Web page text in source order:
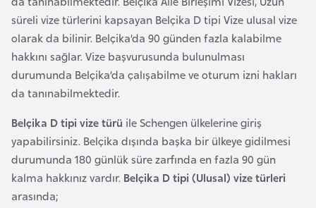
e
r
i
süreli vize türlerini kapsayan Belçika D tipi Vize ulusal vize
olarak da bilinir. Belçika’da 90 günden fazla kalabilme
hakkını sağlar. Vize başvurusunda bulunulması
durumunda Belçika’da çalışabilme ve oturum izni hakları
da tanınabilmektedir.
Belçika D tipi vize türü ile Schengen ülkelerine giriş
yapabilirsiniz. Belçika dışında başka bir ülkeye gidilmesi
durumunda 180 günlük süre zarfında en fazla 90 gün
kalma hakkınız vardır. Belçika D tipi (Ulusal) vize türleri
arasında;
a
A
z
e
b
a
y
c
a